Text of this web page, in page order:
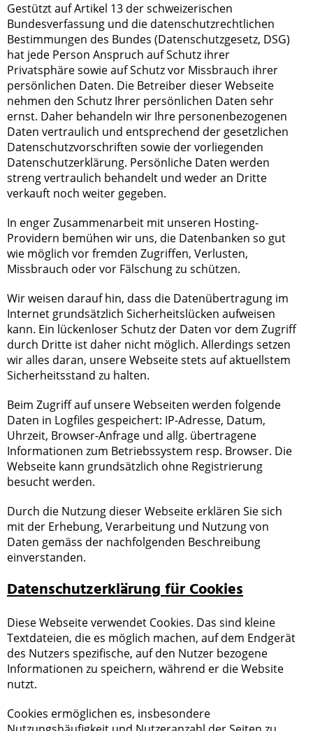
Gestützt auf Artikel 13 der schweizerischen
Bundesverfassung und die datenschutzrechtlichen
Bestimmungen des Bundes (Datenschutzgesetz, DSG)
hat jede Person Anspruch auf Schutz ihrer
Privatsphäre sowie auf Schutz vor Missbrauch ihrer
persönlichen Daten. Die Betreiber dieser Webseite
nehmen den Schutz Ihrer persönlichen Daten sehr
ernst. Daher behandeln wir Ihre personenbezogenen
Daten vertraulich und entsprechend der gesetzlichen
Datenschutzvorschriften sowie der vorliegenden
Datenschutzerklärung. Persönliche Daten werden
streng vertraulich behandelt und weder an Dritte
verkauft noch weiter gegeben.
In enger Zusammenarbeit mit unseren Hosting-
Providern bemühen wir uns, die Datenbanken so gut
wie möglich vor fremden Zugriffen, Verlusten,
Missbrauch oder vor Fälschung zu schützen.
Wir weisen darauf hin, dass die Datenübertragung im
Internet grundsätzlich Sicherheitslücken aufweisen
kann. Ein lückenloser Schutz der Daten vor dem Zugriff
durch Dritte ist daher nicht möglich. Allerdings setzen
wir alles daran, unsere Webseite stets auf aktuellstem
Sicherheitsstand zu halten.
Beim Zugriff auf unsere Webseiten werden folgende
Daten in Logfiles gespeichert: IP-Adresse, Datum,
Uhrzeit, Browser-Anfrage und allg. übertragene
Informationen zum Betriebssystem resp. Browser. Die
Webseite kann grundsätzlich ohne Registrierung
besucht werden.
Durch die Nutzung dieser Webseite erklären Sie sich
mit der Erhebung, Verarbeitung und Nutzung von
Daten gemäss der nachfolgenden Beschreibung
einverstanden.
Datenschutzerklärung für Cookies
Diese Webseite verwendet Cookies. Das sind kleine
Textdateien, die es möglich machen, auf dem Endgerät
des Nutzers spezifische, auf den Nutzer bezogene
Informationen zu speichern, während er die Website
nutzt.
Cookies ermöglichen es, insbesondere